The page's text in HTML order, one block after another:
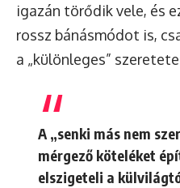
igazán törődik vele, és
rossz bánásmódot is,
a „különleges”
A „senki más nem
mérgező köteléket
elszigeteli a